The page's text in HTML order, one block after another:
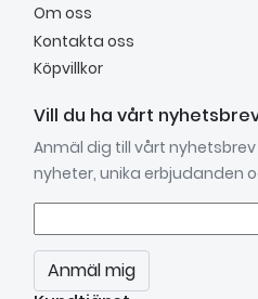
Om oss
Kontakta oss
Köpvillkor
Vill du ha vårt
Anmäl dig till vårt
nyheter, unika erbjudanden
Anmäl mig